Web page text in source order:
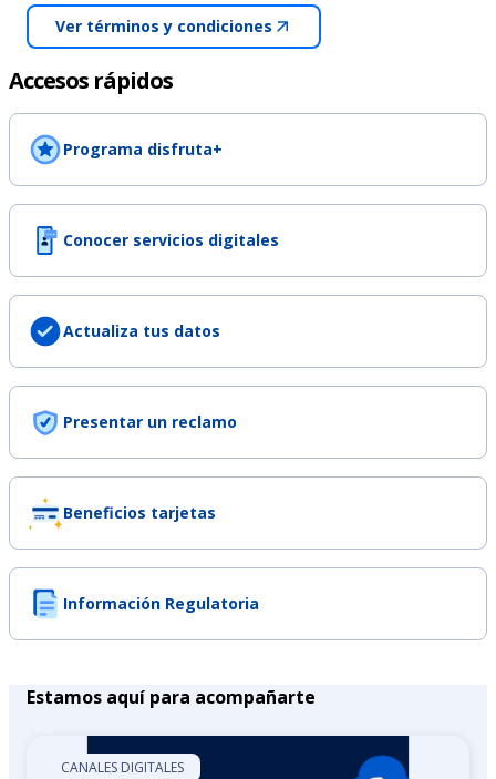
Ver términos y condiciones
Accesos rápidos
Programa disfruta+
Conocer servicios digitales
Actualiza tus datos
Presentar un reclamo
Beneficios tarjetas
Información Regulatoria
Estamos aquí para acompañarte
CANALES DIGITALES